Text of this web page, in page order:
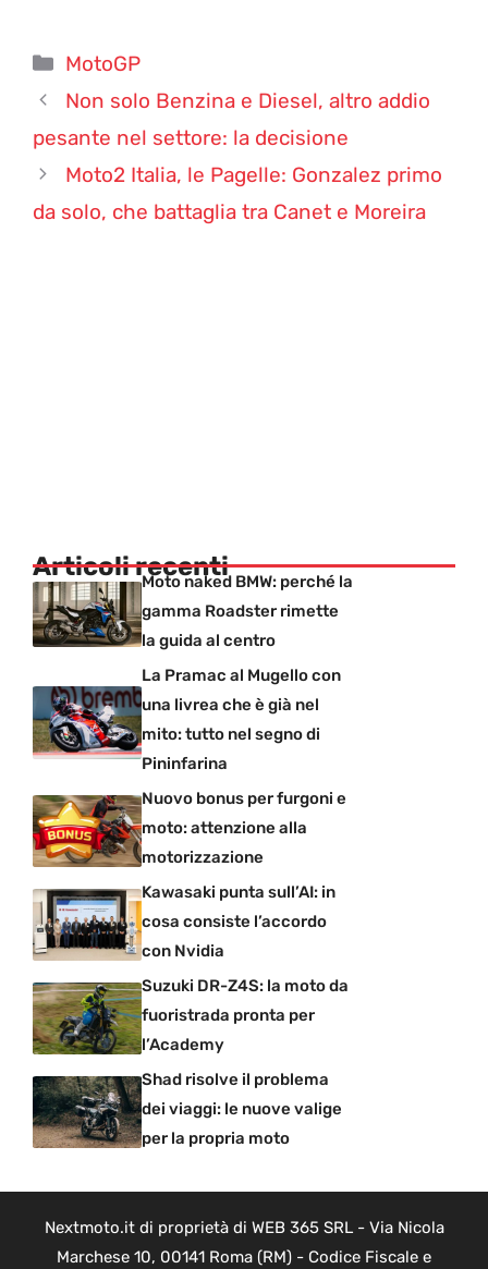
Categorie
MotoGP
Non solo Benzina e Diesel, altro addio
pesante nel settore: la decisione
Moto2 Italia, le Pagelle: Gonzalez primo
da solo, che battaglia tra Canet e Moreira
Articoli recentiMoto naked BMW: perché la
gamma Roadster rimette
la guida al centro
La Pramac al Mugello con
una livrea che è già nel
mito: tutto nel segno di
Pininfarina
Nuovo bonus per furgoni e
moto: attenzione alla
motorizzazione
Kawasaki punta sull’AI: in
cosa consiste l’accordo
con Nvidia
Suzuki DR-Z4S: la moto da
fuoristrada pronta per
l’Academy
Shad risolve il problema
dei viaggi: le nuove valige
per la propria moto
Nextmoto.it di proprietà di WEB 365 SRL - Via Nicola
Marchese 10, 00141 Roma (RM) - Codice Fiscale e